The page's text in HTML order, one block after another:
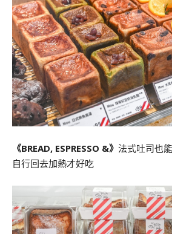
《BREAD, ESPRESSO &》 法式吐司也
自行回去加熱才好吃